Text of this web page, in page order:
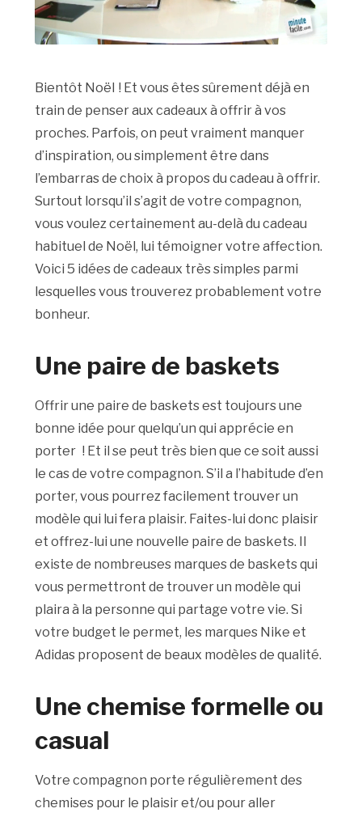
Bientôt Noël ! Et vous êtes sûrement déjà en
train de penser aux cadeaux à offrir à vos
proches. Parfois, on peut vraiment manquer
d’inspiration, ou simplement être dans
l’embarras de choix à propos du cadeau à offrir.
Surtout lorsqu’il s’agit de votre compagnon,
vous voulez certainement au-delà du cadeau
habituel de Noël, lui témoigner votre affection.
Voici 5 idées de cadeaux très simples parmi
lesquelles vous trouverez probablement votre
bonheur.
Une paire de baskets
Offrir une paire de baskets est toujours une
bonne idée pour quelqu’un qui apprécie en
porter ! Et il se peut très bien que ce soit aussi
le cas de votre compagnon. S’il a l’habitude d’en
porter, vous pourrez facilement trouver un
modèle qui lui fera plaisir. Faites-lui donc plaisir
et offrez-lui une nouvelle paire de baskets. Il
existe de nombreuses marques de baskets qui
vous permettront de trouver un modèle qui
plaira à la personne qui partage votre vie. Si
votre budget le permet, les marques Nike et
Adidas proposent de beaux modèles de qualité.
Une chemise formelle ou
casual
Votre compagnon porte régulièrement des
chemises pour le plaisir et/ou pour aller